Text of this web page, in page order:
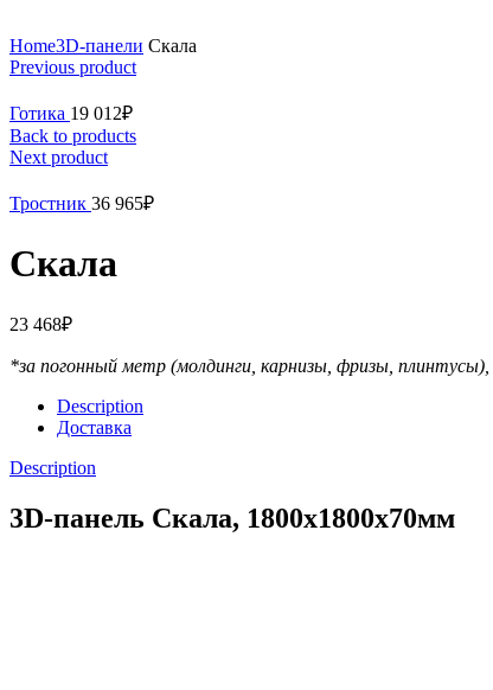
Home3D-панели Скала
Previous product
Готика 19 012₽
Back to products
Next product
Тростник 36 965₽
Скала
23 468₽
*за погонный метр (молдинги, карнизы, фризы, плинтусы),
Description
Доставка
Description
3D-панель Скала, 1800х1800х70мм